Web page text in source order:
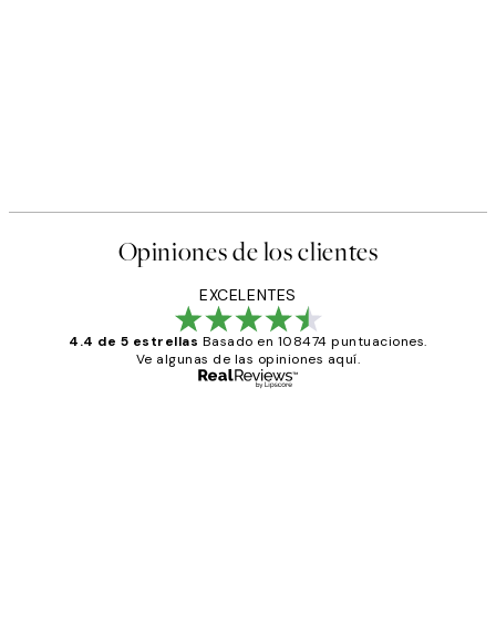
Opiniones de los clientes
EXCELENTES
4.4 de 5 estrellas Basado en 108474 puntuaciones.
Ve algunas de las opiniones aquí.